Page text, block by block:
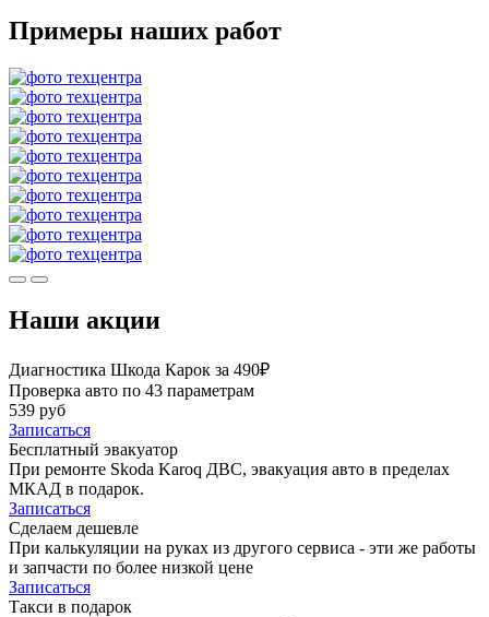
Примеры наших работ
Наши акции
Диагностика Шкода Карок за 490₽
Проверка авто по 43 параметрам
539 руб
Записаться
Бесплатный эвакуатор
При ремонте Skoda Karoq ДВС, эвакуация авто в пределах
МКАД в подарок.
Записаться
Сделаем дешевле
При калькуляции на руках из другого сервиса - эти же работы
и запчасти по более низкой цене
Записаться
Такси в подарок